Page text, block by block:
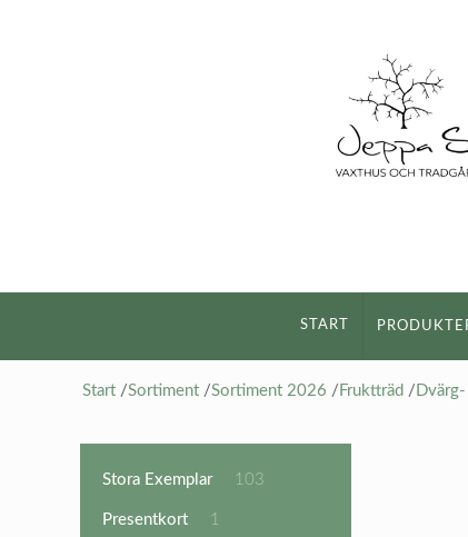
START
Start /Sortiment /Sortiment 2026 / Fruktträd /
Stora Exemplar 103
Presentkort
1